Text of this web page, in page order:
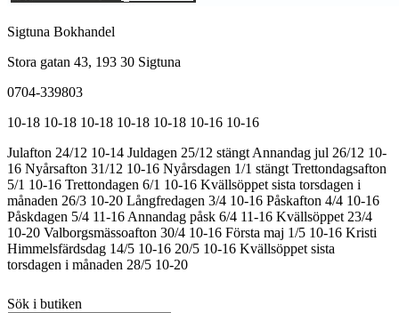
Sigtuna Bokhandel
Stora gatan 43, 193 30 Sigtuna
0704-339803
10-18 10-18 10-18 10-18 10-18 10-16 10-16
Julafton 24/12 10-14 Juldagen 25/12 stängt Annandag jul 26/12 10-
16 Nyårsafton 31/12 10-16 Nyårsdagen 1/1 stängt Trettondagsafton
5/1 10-16 Trettondagen 6/1 10-16 Kvällsöppet sista torsdagen i
månaden 26/3 10-20 Långfredagen 3/4 10-16 Påskafton 4/4 10-16
Påskdagen 5/4 11-16 Annandag påsk 6/4 11-16 Kvällsöppet 23/4
10-20 Valborgsmässoafton 30/4 10-16 Första maj 1/5 10-16 Kristi
Himmelsfärdsdag 14/5 10-16 20/5 10-16 Kvällsöppet sista
torsdagen i månaden 28/5 10-20
Sök i butiken